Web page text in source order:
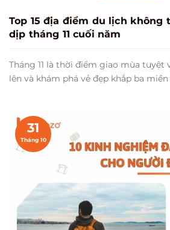
Top 15 địa điểm du lịch không
dịp tháng 11 cuối năm
Tháng 11 là thời điểm giao mùa tuyệt
lên và khám phá vẻ đẹp khắp ba miền
31
Tháng 10